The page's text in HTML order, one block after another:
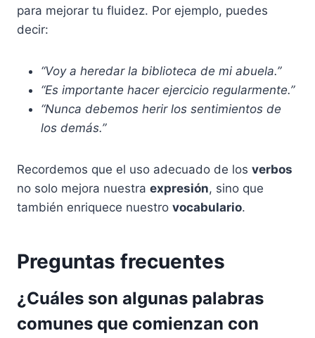
para mejorar tu fluidez. Por ejemplo, puedes
decir:
“Voy a heredar la biblioteca de mi abuela.”
“Es importante hacer ejercicio regularmente.”
“Nunca debemos herir los sentimientos de
los demás.”
Recordemos que el uso adecuado de los verbos
no solo mejora nuestra expresión, sino que
también enriquece nuestro vocabulario.
Preguntas frecuentes
¿Cuáles son algunas palabras
comunes que comienzan con